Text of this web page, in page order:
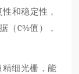
和稳定性，
（C%值），
精细光栅，能